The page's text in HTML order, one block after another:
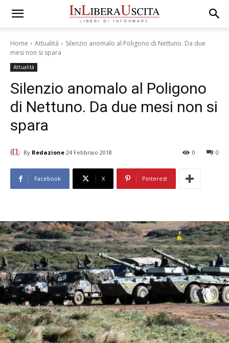
Home Attualità
Silenzio anomalo al Poligono di Nettuno. Da due
mesi non si spara
Attualità
Silenzio anomalo al Poligono
di Nettuno. Da due mesi non si
spara
By Redazione 24 Febbraio 2018 0
0
Facebook X Pinterest